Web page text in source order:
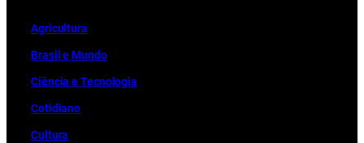
Agricultura
Brasil e Mundo
Ciência e Tecnologia
Cotidiano
Cultura